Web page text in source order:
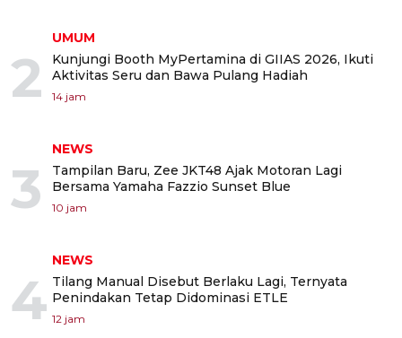
2
UMUM
Kunjungi Booth MyPertamina di GIIAS 2026, Ikuti
Aktivitas Seru dan Bawa Pulang Hadiah
14 jam
3
NEWS
Tampilan Baru, Zee JKT48 Ajak Motoran Lagi
Bersama Yamaha Fazzio Sunset Blue
10 jam
4
NEWS
Tilang Manual Disebut Berlaku Lagi, Ternyata
Penindakan Tetap Didominasi ETLE
12 jam